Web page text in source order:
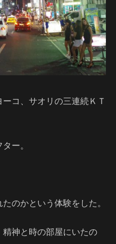
コ、サオリの三連続ＫＴ
ー。
のかという体験をした。
神と時の部屋にいたの